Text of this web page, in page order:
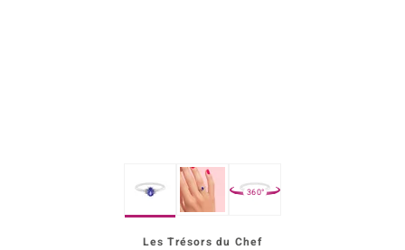
360°
Les Trésors du Chef